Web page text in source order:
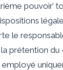
pouvoir’
le
prétention du